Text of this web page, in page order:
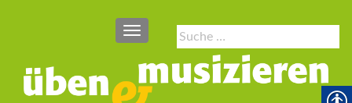
Suche
nach:
SCHALTE NAVIGATION